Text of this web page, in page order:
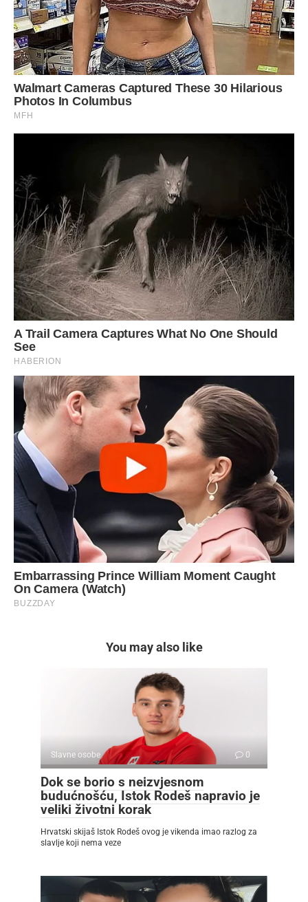
You may also like
Slavne osobe 0
Dok se borio s neizvjesnom
budućnošću, Istok Rodeš napravio je
veliki životni korak
Hrvatski skijaš Istok Rodeš ovog je vikenda imao razlog za
slavlje koji nema veze